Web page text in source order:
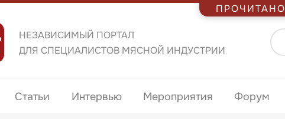
НЕЗАВИСИМЫЙ ПОРТАЛ
ДЛЯ СПЕЦИАЛИСТОВ МЯСНОЙ ИНДУСТРИИ
Статьи Интервью Мероприятия Форум
ПРОЧИТАНО